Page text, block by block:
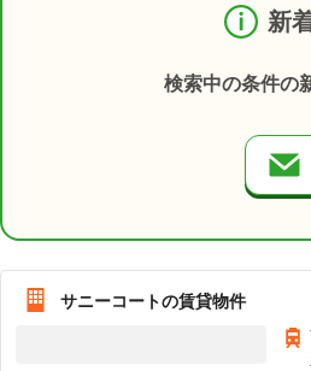
新
検索中の条件の
サニーコートの賃貸物件